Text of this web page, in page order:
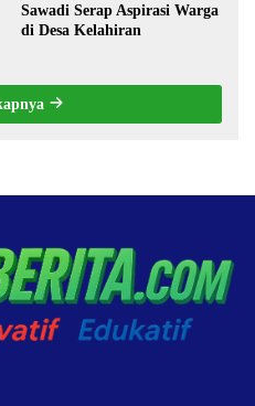
Sawadi Serap Aspirasi Warga
di Desa Kelahiran